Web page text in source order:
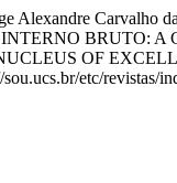
Alexandre
BRUTO:
OF
etc/revistas/